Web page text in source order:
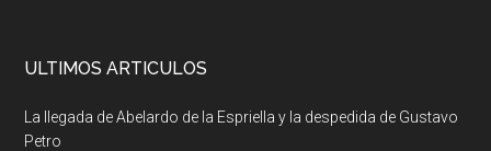
ULTIMOS ARTICULOS
La llegada de Abelardo de la Espriella y la despedida de Gustavo
Petro